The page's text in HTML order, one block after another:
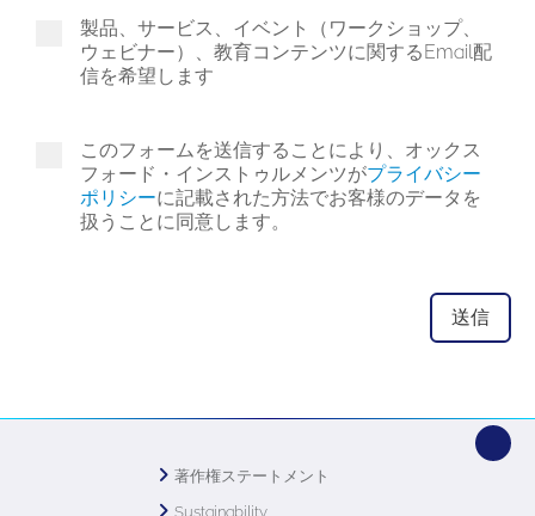
製品、サービス、イベント（ワークショップ、
ウェビナー）、教育コンテンツに関するEmail配
信を希望します
このフォームを送信することにより、オックス
フォード・インストゥルメンツがプライバシー
ポリシーに記載された方法でお客様のデータを
扱うことに同意します。
著作権ステートメント
Sustainability